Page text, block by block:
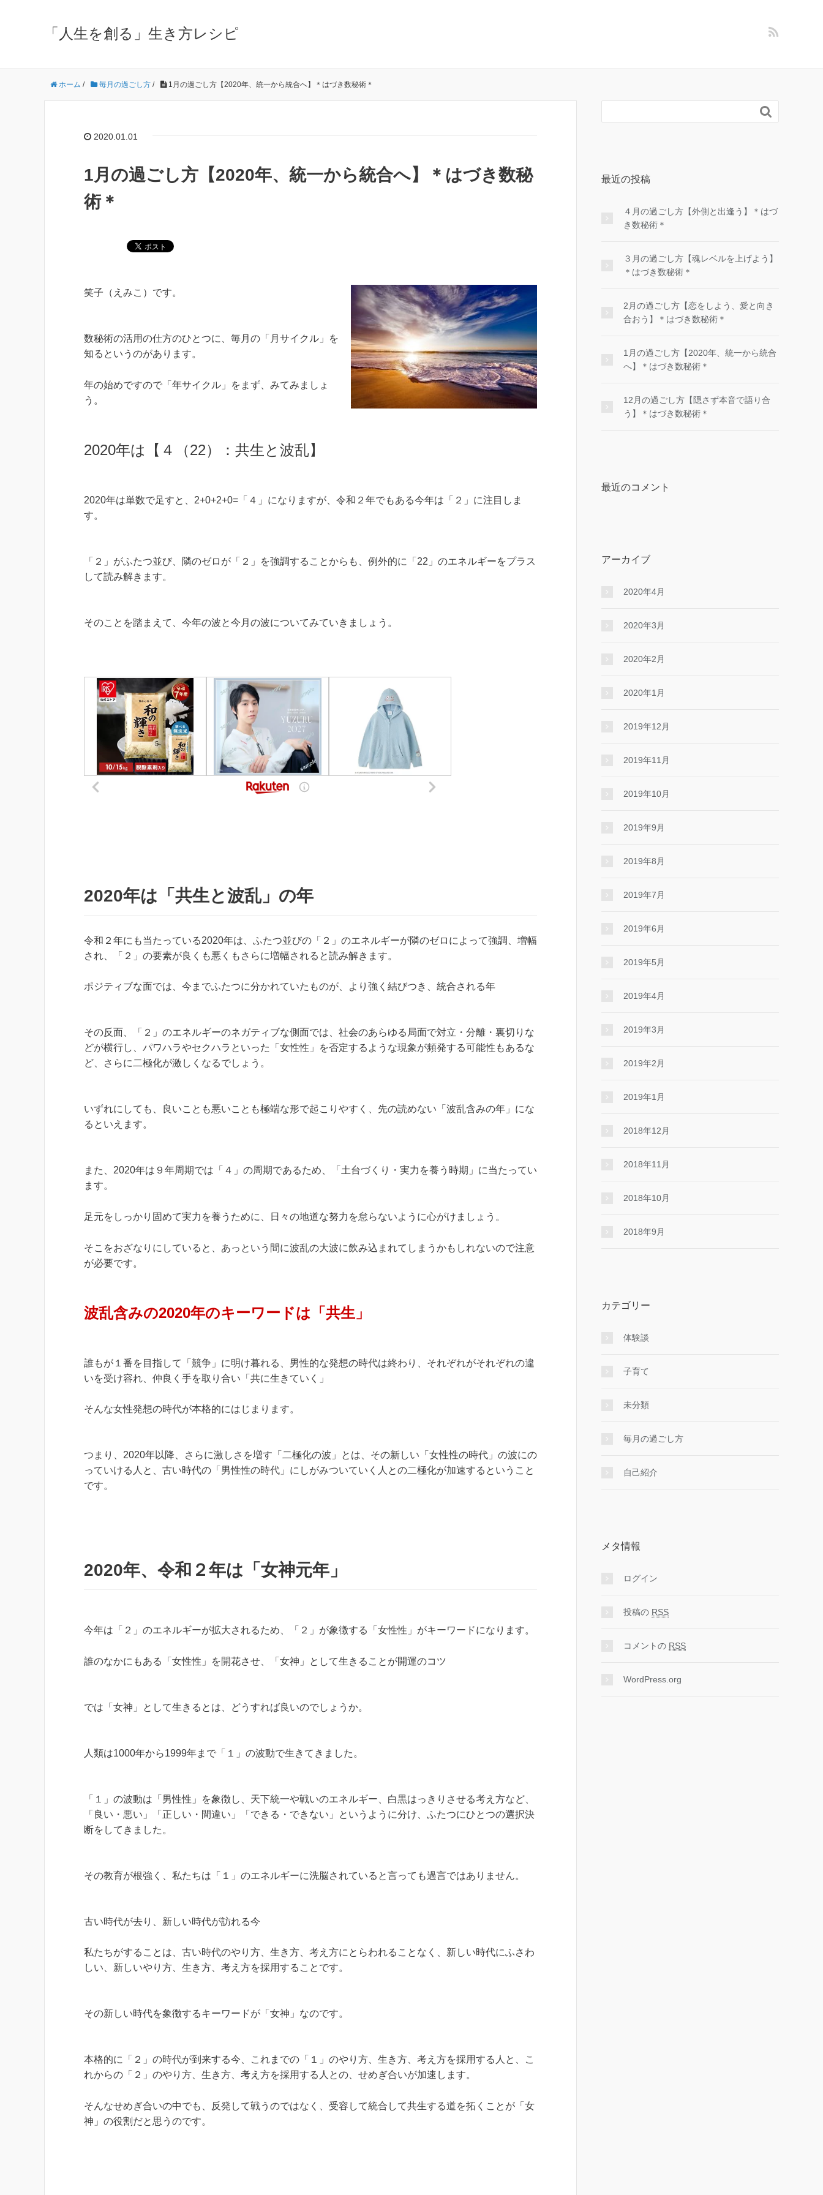
「人生を創る」生き方レシピ
ホーム / 毎月の過ごし方 / 1月の過ごし方【2020年、統一から統合へ】＊はづき数秘術＊
2020.01.01
1月の過ごし方【2020年、統一から統合へ】＊はづき数秘
術＊
笑子（えみこ）です。
数秘術の活用の仕方のひとつに、毎月の「月サイクル」を
知るというのがあります。
年の始めですので「年サイクル」をまず、みてみましょ
う。
2020年は【４（22）：共生と波乱】
2020年は単数で足すと、2+0+2+0=「４」になりますが、令和２年でもある今年は「２」に注目しま
す。
「２」がふたつ並び、隣のゼロが「２」を強調することからも、例外的に「22」のエネルギーをプラス
して読み解きます。
そのことを踏まえて、今年の波と今月の波についてみていきましょう。
2020年は「共生と波乱」の年
令和２年にも当たっている2020年は、ふたつ並びの「２」のエネルギーが隣のゼロによって強調、増幅
され、「２」の要素が良くも悪くもさらに増幅されると読み解きます。
ポジティブな面では、今までふたつに分かれていたものが、より強く結びつき、統合される年
その反面、「２」のエネルギーのネガティブな側面では、社会のあらゆる局面で対立・分離・裏切りな
どが横行し、パワハラやセクハラといった「女性性」を否定するような現象が頻発する可能性もあるな
ど、さらに二極化が激しくなるでしょう。
いずれにしても、良いことも悪いことも極端な形で起こりやすく、先の読めない「波乱含みの年」にな
るといえます。
また、2020年は９年周期では「４」の周期であるため、「土台づくり・実力を養う時期」に当たってい
ます。
足元をしっかり固めて実力を養うために、日々の地道な努力を怠らないように心がけましょう。
そこをおざなりにしていると、あっという間に波乱の大波に飲み込まれてしまうかもしれないので注意
が必要です。
波乱含みの2020年のキーワードは「共生」
誰もが１番を目指して「競争」に明け暮れる、男性的な発想の時代は終わり、それぞれがそれぞれの違
いを受け容れ、仲良く手を取り合い「共に生きていく」
そんな女性発想の時代が本格的にはじまります。
つまり、2020年以降、さらに激しさを増す「二極化の波」とは、その新しい「女性性の時代」の波にの
っていける人と、古い時代の「男性性の時代」にしがみついていく人との二極化が加速するということ
です。
2020年、令和２年は「女神元年」
今年は「２」のエネルギーが拡大されるため、「２」が象徴する「女性性」がキーワードになります。
誰のなかにもある「女性性」を開花させ、「女神」として生きることが開運のコツ
では「女神」として生きるとは、どうすれば良いのでしょうか。
人類は1000年から1999年まで「１」の波動で生きてきました。
「１」の波動は「男性性」を象徴し、天下統一や戦いのエネルギー、白黒はっきりさせる考え方など、
「良い・悪い」「正しい・間違い」「できる・できない」というように分け、ふたつにひとつの選択決
断をしてきました。
その教育が根強く、私たちは「１」のエネルギーに洗脳されていると言っても過言ではありません。
古い時代が去り、新しい時代が訪れる今
私たちがすることは、古い時代のやり方、生き方、考え方にとらわれることなく、新しい時代にふさわ
しい、新しいやり方、生き方、考え方を採用することです。
その新しい時代を象徴するキーワードが「女神」なのです。
本格的に「２」の時代が到来する今、これまでの「１」のやり方、生き方、考え方を採用する人と、こ
れからの「２」のやり方、生き方、考え方を採用する人との、せめぎ合いが加速します。
そんなせめぎ合いの中でも、反発して戦うのではなく、受容して統合して共生する道を拓くことが「女
神」の役割だと思うのです。

最近の投稿
４月の過ごし方【外側と出逢う】＊はづ
き数秘術＊
３月の過ごし方【魂レベルを上げよう】
＊はづき数秘術＊
2月の過ごし方【恋をしよう、愛と向き
合おう】＊はづき数秘術＊
1月の過ごし方【2020年、統一から統合
へ】＊はづき数秘術＊
12月の過ごし方【隠さず本音で語り合
う】＊はづき数秘術＊
最近のコメント
アーカイブ
2020年4月
2020年3月
2020年2月
2020年1月
2019年12月
2019年11月
2019年10月
2019年9月
2019年8月
2019年7月
2019年6月
2019年5月
2019年4月
2019年3月
2019年2月
2019年1月
2018年12月
2018年11月
2018年10月
2018年9月
カテゴリー
体験談
子育て
未分類
毎月の過ごし方
自己紹介
メタ情報
ログイン
投稿の RSS
コメントの RSS
WordPress.org